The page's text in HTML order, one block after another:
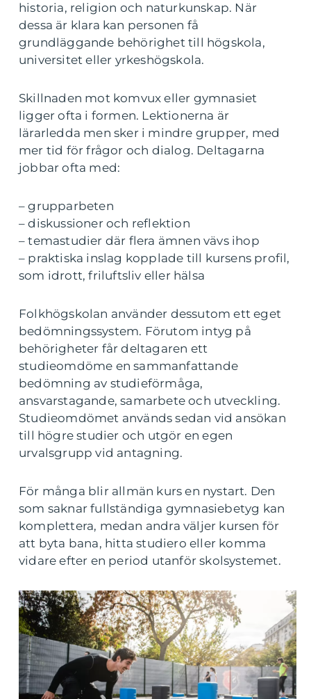
historia, religion och naturkunskap. När
dessa är klara kan personen få
grundläggande behörighet till högskola,
universitet eller yrkeshögskola.
Skillnaden mot komvux eller gymnasiet
ligger ofta i formen. Lektionerna är
lärarledda men sker i mindre grupper, med
mer tid för frågor och dialog. Deltagarna
jobbar ofta med:
– grupparbeten
– diskussioner och reflektion
– temastudier där flera ämnen vävs ihop
– praktiska inslag kopplade till kursens profil,
som idrott, friluftsliv eller hälsa
Folkhögskolan använder dessutom ett eget
bedömningssystem. Förutom intyg på
behörigheter får deltagaren ett
studieomdöme en sammanfattande
bedömning av studieförmåga,
ansvarstagande, samarbete och utveckling.
Studieomdömet används sedan vid ansökan
till högre studier och utgör en egen
urvalsgrupp vid antagning.
För många blir allmän kurs en nystart. Den
som saknar fullständiga gymnasiebetyg kan
komplettera, medan andra väljer kursen för
att byta bana, hitta studiero eller komma
vidare efter en period utanför skolsystemet.